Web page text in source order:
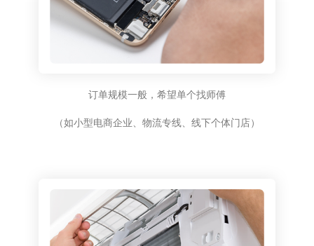
订单规模一般，希望单个找师傅
（如小型电商企业、物流专线、线下个体门店）